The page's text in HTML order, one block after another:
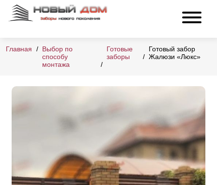
Главная
Выбор по
способу
монтажа
Готовые
заборы
Готовый забор
Жалюзи «Люкс»